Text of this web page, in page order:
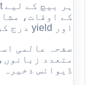
کے اوقات،
اور yield درج کریں۔
صفحہ عالمی
ڈیوائس ذخیرہ